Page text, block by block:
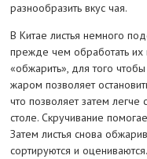
разнообразить вкус чая.
В Китае листья немного
прежде чем обработать их
«обжарить», для того
жаром позволяет
что позволяет затем
столе. Скручивание
Затем листья снова
сортируются и